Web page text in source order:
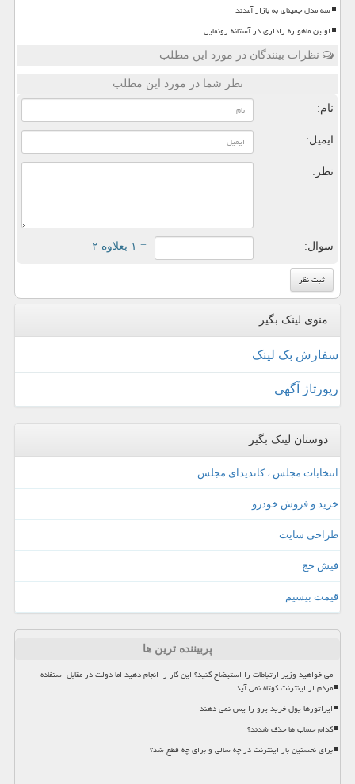
سه مدل جمینای به بازار آمدند
اولین ماهواره راداری در آستانه رونمایی
نظرات بینندگان در مورد این مطلب
نظر شما در مورد این مطلب
نام:
ایمیل:
نظر:
سوال: = ۱ بعلاوه ۲
منوی لینک بگیر
سفارش بک لینک
رپورتاژ آگهی
دوستان لینک بگیر
انتخابات مجلس ، کاندیدای مجلس
خرید و فروش خودرو
طراحی سایت
فیش حج
قیمت بیسیم
پربیننده ترین ها
می خواهید وزیر ارتباطات را استیضاح کنید؟ این کار را انجام دهید اما دولت در مقابل استفاده
مردم از اینترنت کوتاه نمی آید
اپراتورها پول خرید پرو را پس نمی دهند
کدام حساب ها حذف شدند؟
برای نخستین بار اینترنت در چه سالی و برای چه قطع شد؟